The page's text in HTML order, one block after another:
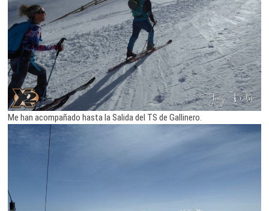
Me han acompañado hasta la Salida del TS de Gallinero.